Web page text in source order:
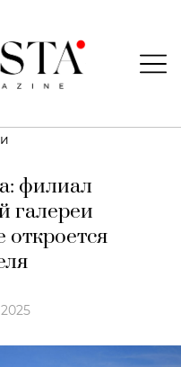
филиал
галереи
откроется